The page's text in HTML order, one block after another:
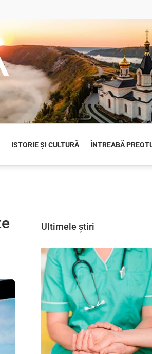
ISTORIE ȘI CULTURĂ ÎNTREABĂ
Ultimele știri